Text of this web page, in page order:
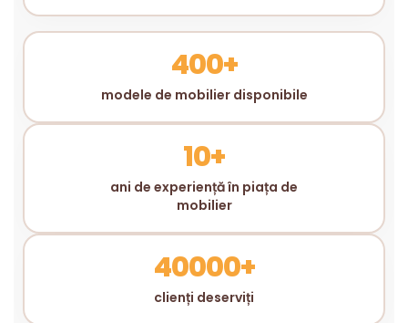
400+
modele de mobilier disponibile
10+
ani de experiență în piața de
mobilier
40000+
clienți deserviți